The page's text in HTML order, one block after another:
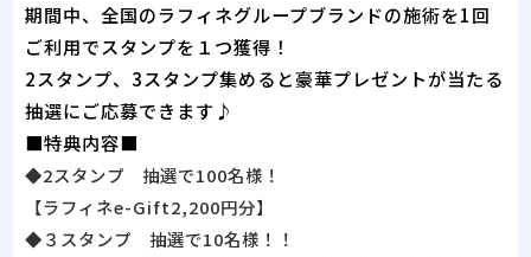
期間中、全国のラフィネグループブランドの施術を1回
ご利用でスタンプを１つ獲得！
2スタンプ、3スタンプ集めると豪華プレゼントが当たる
抽選にご応募できます♪
■特典内容■
◆2スタンプ 抽選で100名様！
【ラフィネe-Gift2,200円分】
◆３スタンプ 抽選で10名様！！